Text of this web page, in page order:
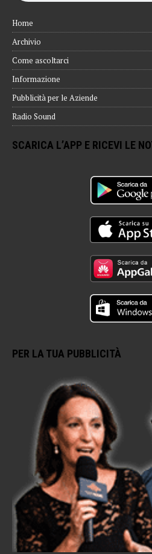
Home
Archivio
Come ascoltarci
Informazione
Pubblicità per le Aziende
Radio Sound
SCARICA L’APP E RICEVI LE
PER LA TUA PUBBLICITÀ